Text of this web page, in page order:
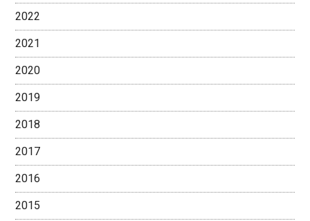
2022
2021
2020
2019
2018
2017
2016
2015